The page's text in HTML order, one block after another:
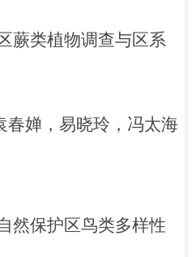
蕨类植物调查与区系
春婵，易晓玲，冯太海
然保护区鸟类多样性